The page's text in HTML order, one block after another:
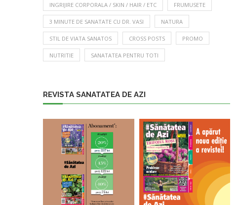
INGRIJIRE CORPORALA / SKIN / HAIR / ETC FRUMUSETE
3 MINUTE DE SANATATE CU DR. VASI NATURA
STIL DE VIATA SANATOS CROSS POSTS PROMO
NUTRITIE SANATATEA PENTRU TOTI
REVISTA SANATATEA DE AZI